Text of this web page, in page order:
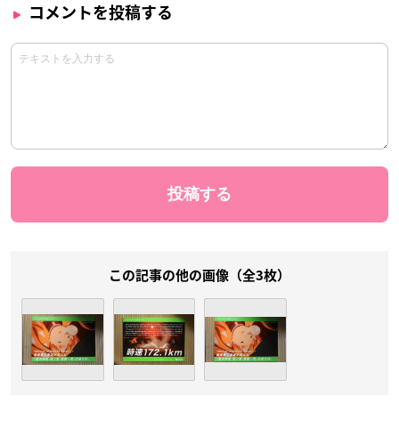
コメントを投稿する
この記事の他の画像（全3枚）